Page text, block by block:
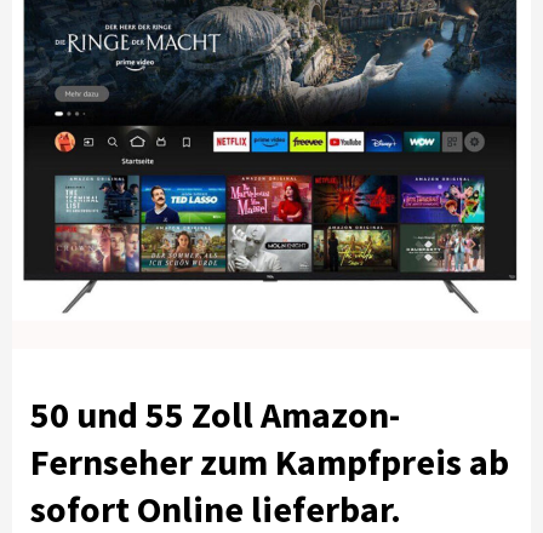
50 und 55 Zoll Amazon-
Fernseher zum Kampfpreis ab
sofort Online lieferbar.